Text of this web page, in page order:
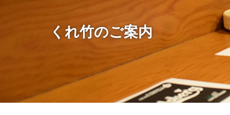
くれ竹のご案内